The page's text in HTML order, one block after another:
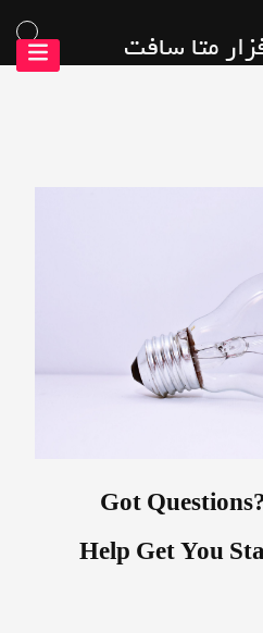
متا سافت
Got
Help Get You